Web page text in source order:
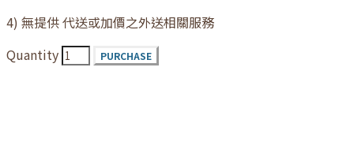
4) 無提供 代送或加價之外送相關服務
Quantity
PURCHASE